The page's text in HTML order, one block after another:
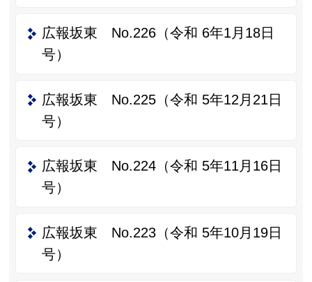
広報坂東 No.226（令和 6年1月18日
号）
広報坂東 No.225（令和 5年12月21日
号）
広報坂東 No.224（令和 5年11月16日
号）
広報坂東 No.223（令和 5年10月19日
号）